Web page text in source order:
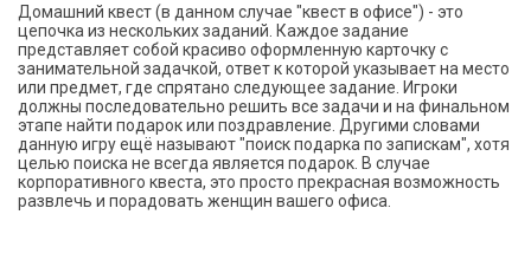
Домашний квест (в данном случае "квест в офисе") - это
цепочка из нескольких заданий. Каждое задание
представляет собой красиво оформленную карточку с
занимательной задачкой, ответ к которой указывает на место
или предмет, где спрятано следующее задание. Игроки
должны последовательно решить все задачи и на финальном
этапе найти подарок или поздравление. Другими словами
данную игру ещё называют "поиск подарка по запискам", хотя
целью поиска не всегда является подарок. В случае
корпоративного квеста, это просто прекрасная возможность
развлечь и порадовать женщин вашего офиса.